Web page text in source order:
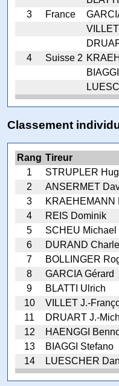
3
France
4
Suisse 2
Classement
Rang Tireur
1
STRUPLER
2
ANSERMET
3
KRAEHEMANN
4
REIS Dominik
5
SCHEU Michael
6
DURAND
7
BOLLINGER
8
GARCIA Gérard
9
BLATTI Ulrich
10
VILLET J.-
11
DRUART J.-
12
HAENGGI
13
BIAGGI Stefano
14
LUESCHER